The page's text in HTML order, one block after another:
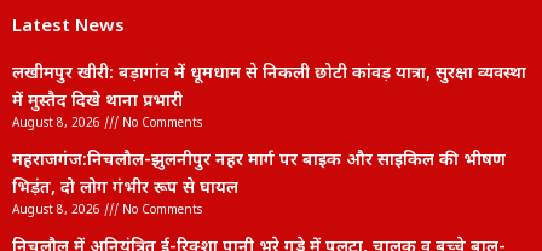
Latest News
लखीमपुर खीरी: बड़ागांव में धूमधाम से निकली छोटी कांवड़ यात्रा, सुरक्षा व्यवस्था
में मुस्तैद दिखे थाना प्रभारी
August 8, 2026 No Comments
महराजगंज:निचलौल-झुलनीपुर नहर मार्ग पर बाइक और साइकिल की भीषण
भिड़ंत, दो लोग गंभीर रूप से घायल
August 8, 2026 No Comments